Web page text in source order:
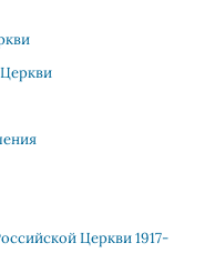
Церкви 1917-